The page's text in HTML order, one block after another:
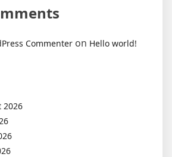
Commenter on Hello world!
2026